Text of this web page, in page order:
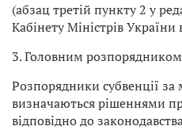
(абзац третій пункту 2 у
Кабінету Міністрів
3. Головним
Розпорядники субвенції
визначаються рішеннями
відповідно до